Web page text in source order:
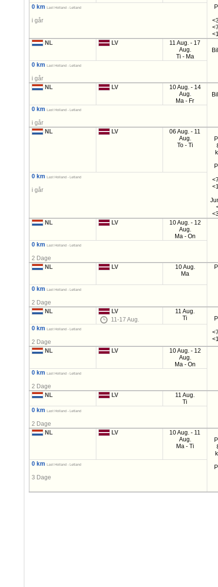
0 km Last Holland - Letland
i går
NL LV
11 Aug. - 17
Aug.
Ti - Ma
0 km Last Holland - Letland
i går
NL
LV
10 Aug. - 14
Aug.
Ma - Fr
0 km Last Holland - Letland
i går
NL
LV
06 Aug. - 11
Aug.
To - Ti
0 km Last Holland - Letland
i går
NL LV
10 Aug. - 12
Aug.
Ma - On
0 km
Last Holland - Letland
2 Dage
NL
LV
10 Aug.
Ma
0 km Last Holland - Letland
2 Dage
NL
LV
11-17 Aug.
11 Aug.
Ti
0 km Last Holland - Letland
2 Dage
NL
LV
10 Aug. - 12
Aug.
Ma - On
0 km
Last Holland - Letland
2 Dage
NL
LV
11 Aug.
Ti
0 km
Last Holland - Letland
2 Dage
NL
LV
10 Aug. - 11
Aug.
Ma - Ti
0 km Last Holland - Letland
3 Dage